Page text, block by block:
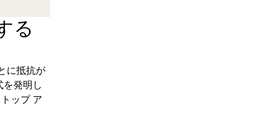
る
に抵抗が
発明し
ップ ア